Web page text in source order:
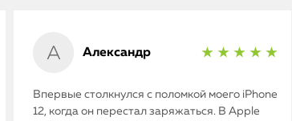
Александр ★ ★ ★ ★ ★
Впервые столкнулся с поломкой моего iPhone
12, когда он перестал заряжаться. В Apple